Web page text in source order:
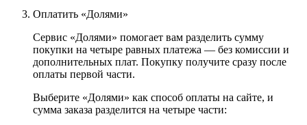
Оплатить «Долями»
Сервис «Долями» помогает вам разделить сумму
покупки на четыре равных платежа — без комиссии и
дополнительных плат. Покупку получите сразу после
оплаты первой части.
Выберите «Долями» как способ оплаты на сайте, и
сумма заказа разделится на четыре части: